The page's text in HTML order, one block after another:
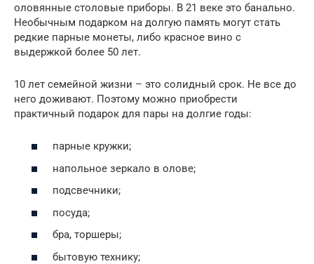
оловянные столовые приборы. В 21 веке это банально.
Необычным подарком на долгую память могут стать
редкие парные монеты, либо красное вино с
выдержкой более 50 лет.
10 лет семейной жизни – это солидный срок. Не все до
него доживают. Поэтому можно приобрести
практичный подарок для пары на долгие годы:
парные кружки;
напольное зеркало в олове;
подсвечники;
посуда;
бра, торшеры;
бытовую технику;